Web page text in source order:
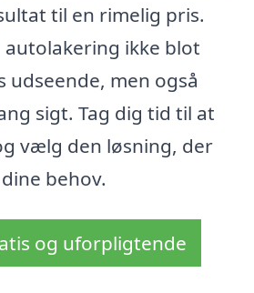
til en rimelig pris.
autolakering ikke blot
men også
sigt. Tag dig tid til at
vælg den løsning, der
behov.
og uforpligtende